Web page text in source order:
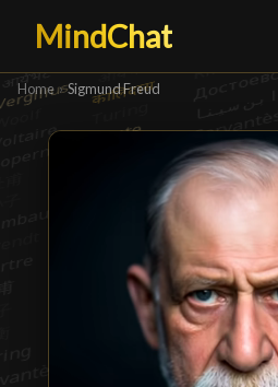
MindChat
Home › Sigmund Freud